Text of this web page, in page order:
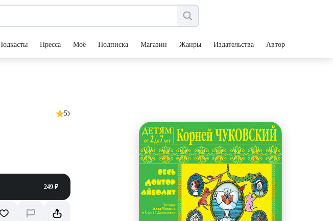
Пресса Моё Подписка Магазин Жанры Издательства Авторы
5
249 ₽